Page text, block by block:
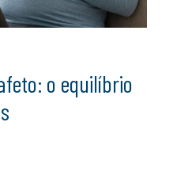
o equilíbrio